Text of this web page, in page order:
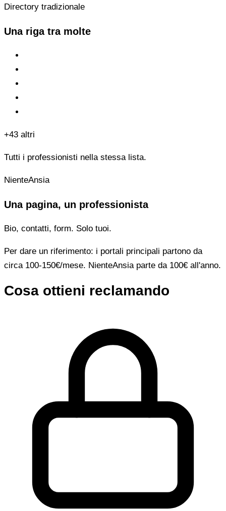
Directory tradizionale
Una riga tra molte
+43 altri
Tutti i professionisti nella stessa lista.
NienteAnsia
Una pagina, un professionista
Bio, contatti, form. Solo tuoi.
Per dare un riferimento: i portali principali partono da
circa 100-150€/mese. NienteAnsia parte da 100€ all'anno.
Cosa ottieni reclamando